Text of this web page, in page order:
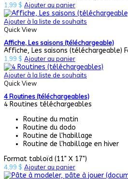
1,99 $ Ajouter au panier
Ajouter à la liste de souhaits
Quick View
Affiche, Les saisons (téléchargeable)
Affiche, Les saisons (téléchargeable)
1,99 $ Ajouter au panier
Ajouter à la liste de souhaits
Quick View
4 Routines (téléchargeables)
4 Routines téléchargeables
Routine du matin
Routine du dodo
Routine de l'habillage
Routine de l'habillage en hiver
Format tabloïd (11" X 17")
4,99 $ Ajouter au panier